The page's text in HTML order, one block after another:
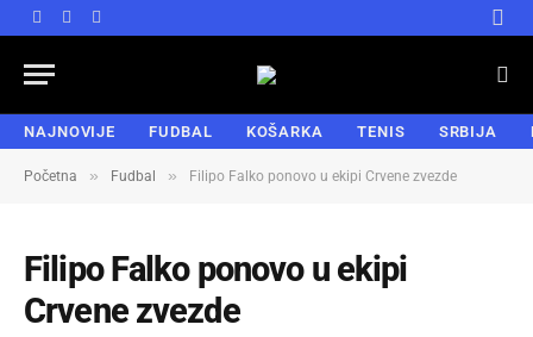
Facebook
X
Instagram
NAJNOVIJE FUDBAL KOŠARKA TENIS SRBIJA
Početna » Fudbal » Filipo Falko ponovo u ekipi Crvene zvezde
Filipo Falko ponovo u ekipi
Crvene zvezde